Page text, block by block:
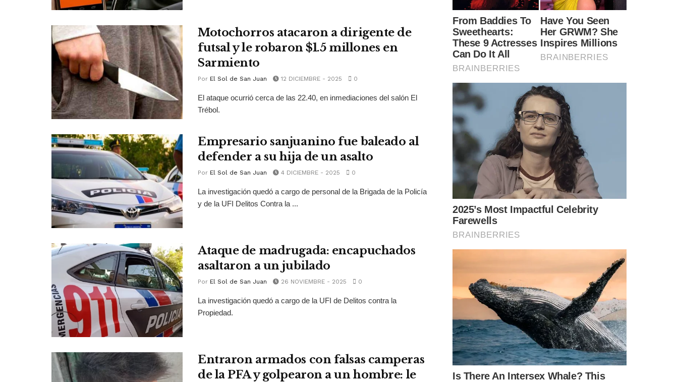
Motochorros atacaron a dirigente de
futsal y le robaron $1.5 millones en
Sarmiento
Por El Sol de San Juan 12 DICIEMBRE - 2025 0
El ataque ocurrió cerca de las 22.40, en inmediaciones del salón El
Trébol.
Empresario sanjuanino fue baleado al
defender a su hija de un asalto
Por El Sol de San Juan 4 DICIEMBRE - 2025 0
La investigación quedó a cargo de personal de la Brigada de la Policía
y de la UFI Delitos Contra la ...
Ataque de madrugada: encapuchados
asaltaron a un jubilado
Por El Sol de San Juan 26 NOVIEMBRE - 2025 0
La investigación quedó a cargo de la UFI de Delitos contra la
Propiedad.
Entraron armados con falsas camperas
de la PFA y golpearon a un hombre: le